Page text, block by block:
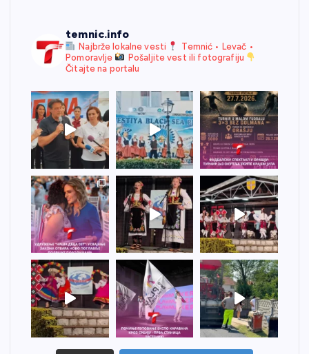
temnic.info
Najbrže lokalne vesti
Temnić • Levač •
Pomoravlje
Pošaljite vest ili fotografiju
Čitajte na portalu